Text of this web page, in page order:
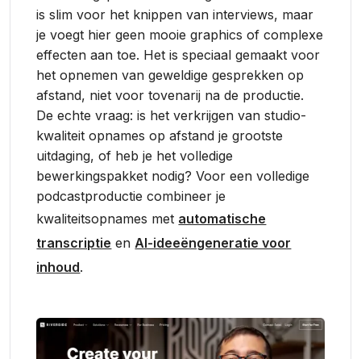
is slim voor het knippen van interviews, maar
je voegt hier geen mooie graphics of complexe
effecten aan toe. Het is speciaal gemaakt voor
het opnemen van geweldige gesprekken op
afstand, niet voor tovenarij na de productie.
De echte vraag: is het verkrijgen van studio-
kwaliteit opnames op afstand je grootste
uitdaging, of heb je het volledige
bewerkingspakket nodig? Voor een volledige
podcastproductie combineer je
kwaliteitsopnames met automatische
transcriptie enAI-ideeëngeneratie voor
inhoud.